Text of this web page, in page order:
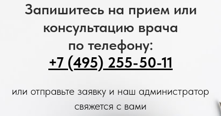
Запишитесь на прием или
консультацию врача
по телефону:
+7 (495) 255-50-11
или отправьте заявку и наш администратор
свяжется с вами